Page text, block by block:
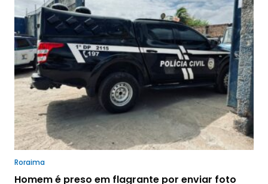
Roraima
Homem é preso em flagrante por enviar foto